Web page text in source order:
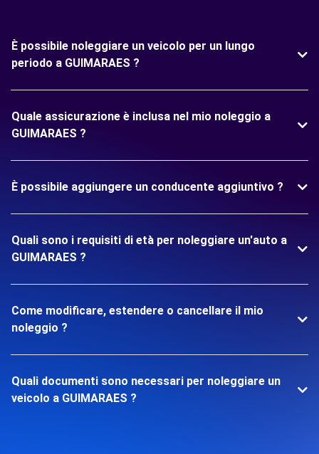
È possibile noleggiare un veicolo per un lungo
periodo a GUIMARAES ?
Quale assicurazione è inclusa nel mio noleggio a
GUIMARAES ?
È possibile aggiungere un conducente aggiuntivo ?
Quali sono i requisiti di età per noleggiare un'auto a
GUIMARAES ?
Come modificare, estendere o cancellare il mio
noleggio ?
Quali documenti sono necessari per noleggiare un
veicolo a GUIMARAES ?